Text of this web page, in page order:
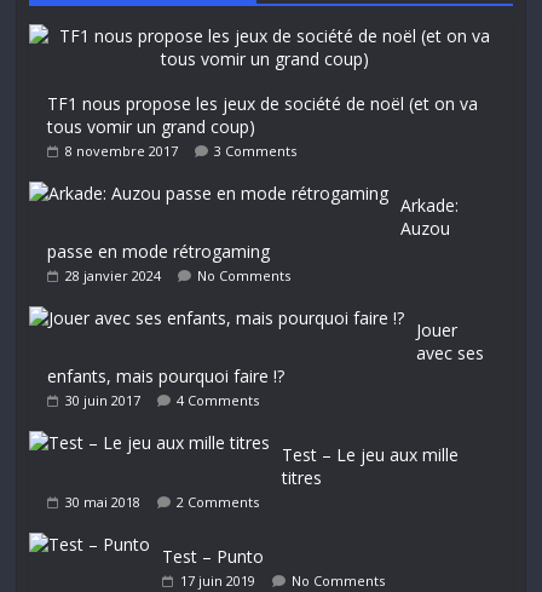
TF1 nous propose les jeux de société de noël (et on va
tous vomir un grand coup)
8 novembre 2017 3 Comments
Arkade:
Auzou
passe en mode rétrogaming
28 janvier 2024 No Comments
Jouer
avec ses
enfants, mais pourquoi faire !?
30 juin 2017 4 Comments
Test – Le jeu aux mille
titres
30 mai 2018 2 Comments
Test – Punto
17 juin 2019 No Comments